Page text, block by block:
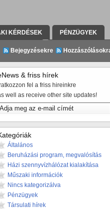
KÉRDÉSEK PÉNZÜGYEK
KIVITELEZÉS A PROGRAMRÓL
Bejegyzésekre
& friss hírek
fel a friss hireinkre
well as receive other site updates!
Általános
Beruházási program, megvalósítás
Házi szennyvízhálózat kialakítása
Műszaki információk
Nincs kategorizálva
Pénzügyek
Társulati hírek